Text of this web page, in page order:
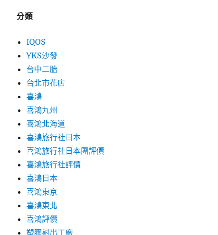
分類
IQOS
YKS沙發
台中二胎
台北市花店
喜鴻
喜鴻九州
喜鴻北海道
喜鴻旅行社日本
喜鴻旅行社日本團評價
喜鴻旅行社評價
喜鴻日本
喜鴻東京
喜鴻東北
喜鴻評價
塑膠射出工廠